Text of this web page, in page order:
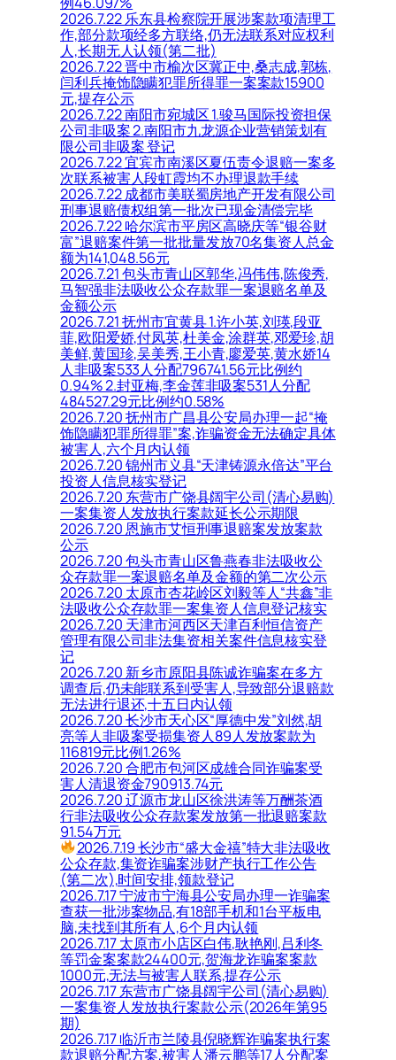
2026.7.22 乐东县检察院开展涉案款项清理工
作,部分款项经多方联络,仍无法联系对应权利
人,长期无人认领(第二批)
2026.7.22 晋中市榆次区冀正中,桑志成,郭栋,
闫利兵掩饰隐瞒犯罪所得罪一案案款15900
元,提存公示
2026.7.22 南阳市宛城区 1.骏马国际投资担保
公司非吸案 2.南阳市九龙源企业营销策划有
限公司非吸案 登记
2026.7.22 宜宾市南溪区夏伍责令退赔一案多
次联系被害人段虹霞均不办理退款手续
2026.7.22 成都市美联蜀房地产开发有限公司
刑事退赔债权组第一批次已现金清偿完毕
2026.7.22 哈尔滨市平房区高晓庆等“银谷财
富”退赔案件第一批批量发放70名集资人总金
额为141,048.56元
2026.7.21 包头市青山区郭华,冯伟伟,陈俊秀,
马智强非法吸收公众存款罪一案退赔名单及
金额公示
2026.7.21 抚州市宜黄县 1.许小英,刘瑛,段亚
菲,欧阳爱娇,付凤英,杜美金,涂群英,邓爱珍,胡
美鲜,黄国珍,吴美秀,王小青,廖爱英,黄水娇14
人非吸案533人分配796741.56元比例约
0.94% 2.封亚梅,李金莲非吸案531人分配
484527.29元比例约0.58%
2026.7.20 抚州市广昌县公安局办理一起“掩
饰隐瞒犯罪所得罪”案,诈骗资金无法确定具体
被害人,六个月内认领
2026.7.20 锦州市义县“天津铸源永倍达”平台
投资人信息核实登记
2026.7.20 东营市广饶县阔宇公司(清心易购)
一案集资人发放执行案款延长公示期限
2026.7.20 恩施市艾恒刑事退赔案发放案款
公示
2026.7.20 包头市青山区鲁燕春非法吸收公
众存款罪一案退赔名单及金额的第二次公示
2026.7.20 太原市杏花岭区刘毅等人“共鑫”非
法吸收公众存款罪一案集资人信息登记核实
2026.7.20 天津市河西区天津百利恒信资产
管理有限公司非法集资相关案件信息核实登
记
2026.7.20 新乡市原阳县陈诚诈骗案在多方
调查后,仍未能联系到受害人,导致部分退赔款
无法进行退还,十五日内认领
2026.7.20 长沙市天心区“厚德中发”刘然,胡
亮等人非吸案受损集资人89人发放案款为
116819元比例1.26%
2026.7.20 合肥市包河区成雄合同诈骗案受
害人清退资金790913.74元
2026.7.20 辽源市龙山区徐洪涛等万酬茶酒
行非法吸收公众存款案发放第一批退赔案款
91.54万元
2026.7.19 长沙市“盛大金禧”特大非法吸收
公众存款,集资诈骗案涉财产执行工作公告
(第二次),时间安排,领款登记
2026.7.17 宁波市宁海县公安局办理一诈骗案
查获一批涉案物品,有18部手机和1台平板电
脑,未找到其所有人,6个月内认领
2026.7.17 太原市小店区白伟,耿艳刚,吕利冬
等罚金案案款24400元,贺海龙诈骗案案款
1000元,无法与被害人联系,提存公示
2026.7.17 东营市广饶县阔宇公司(清心易购)
一案集资人发放执行案款公示(2026年第95
期)
2026.7.17 临沂市兰陵县倪晓辉诈骗案执行案
款退赔分配方案,被害人潘云鹏等17人分配案